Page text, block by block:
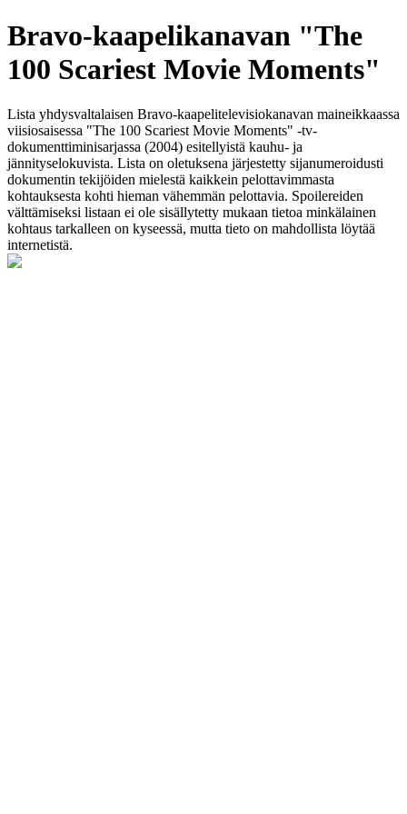
Bravo-kaapelikanavan "The
100 Scariest Movie Moments"
Lista yhdysvaltalaisen Bravo-kaapelitelevisiokanavan maineikkaassa
viisiosaisessa "The 100 Scariest Movie Moments" -tv-
dokumenttiminisarjassa (2004) esitellyistä kauhu- ja
jännityselokuvista. Lista on oletuksena järjestetty sijanumeroidusti
dokumentin tekijöiden mielestä kaikkein pelottavimmasta
kohtauksesta kohti hieman vähemmän pelottavia. Spoilereiden
välttämiseksi listaan ei ole sisällytetty mukaan tietoa minkälainen
kohtaus tarkalleen on kyseessä, mutta tieto on mahdollista löytää
internetistä.